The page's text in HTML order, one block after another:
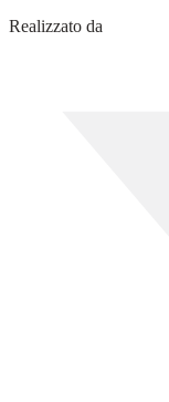
Realizzato da